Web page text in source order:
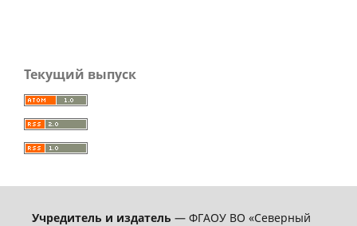
Текущий выпуск
Учредитель и издатель — ФГАОУ ВО «Северный